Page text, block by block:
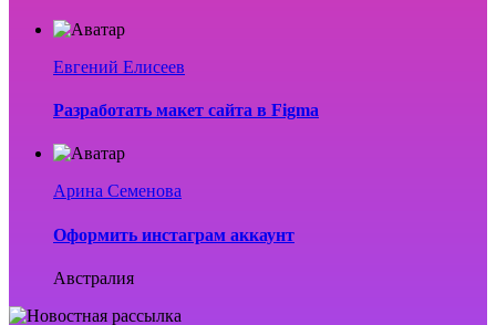
Евгений Елисеев
Разработать макет сайта в Figma
Арина Семенова
Оформить инстаграм аккаунт
Австралия